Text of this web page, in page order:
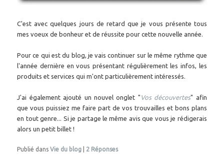
C'est avec quelques jours de retard que je vous présente tous
mes voeux de bonheur et de réussite pour cette nouvelle année.
Pour ce qui est du blog, je vais continuer sur le même rythme que
l'année dernière en vous présentant régulièrement les infos, les
produits et services qui m'ont particulièrement intéressés.
J'ai également ajouté un nouvel onglet " Vos découvertes" afin
que vous puissiez me faire part de vos trouvailles et bons plans
en tout genre... Si je partage le même avis que vous je rédigerais
alors un petit billet !
Publié dans Vie du blog 2 Réponses